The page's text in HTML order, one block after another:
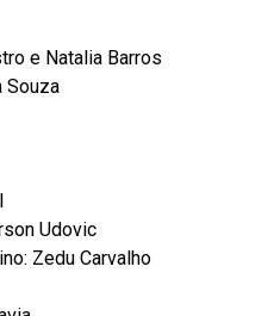
e Natalia Barros
Souza
Udovic
Zedu Carvalho